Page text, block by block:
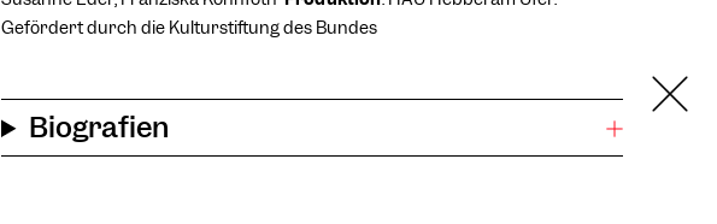
Gefördert durch die Kulturstiftung des Bundes
Biografien